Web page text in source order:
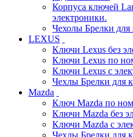
Корпуса ключей
электроники.
Чехолы Брелки
LEXUS
Ключи Lexus без
Ключи Lexus по
Ключи Lexus с
Чехлы Брелки для
Mazda
Ключ Mazda по
Ключи Mazda без
Ключи Mazda с
Чехлы Брелки для